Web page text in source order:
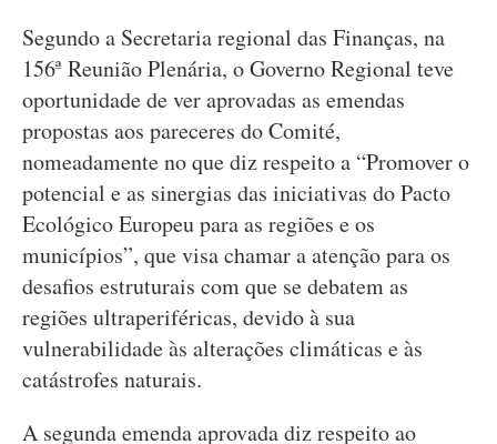
Segundo a Secretaria regional das Finanças, na
156ª Reunião Plenária, o Governo Regional teve
oportunidade de ver aprovadas as emendas
propostas aos pareceres do Comité,
nomeadamente no que diz respeito a “Promover o
potencial e as sinergias das iniciativas do Pacto
Ecológico Europeu para as regiões e os
municípios”, que visa chamar a atenção para os
desafios estruturais com que se debatem as
regiões ultraperiféricas, devido à sua
vulnerabilidade às alterações climáticas e às
catástrofes naturais.
A segunda emenda aprovada diz respeito ao